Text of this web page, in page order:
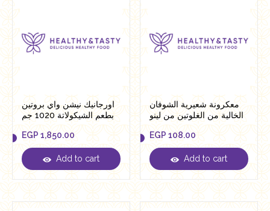
اورجانيك نيشن واي بروتين
بطعم الشيكولاتة 1020 جم
EGP 1,850.00
EGP 1,850.00
Add to cart
معكرونة شعيرية الشوفان
الخالية من الغلوتين من لينو
250 جرام
EGP 108.00
EGP 108.00
Add to cart